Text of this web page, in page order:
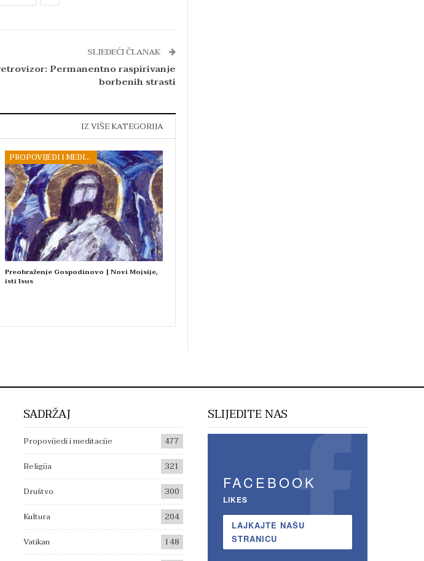
SLJEDEĆI ČLANAK
Permanentno raspirivanje
borbenih strasti
IZ VIŠE KATEGORIJA
PROPOVIJEDI I MEDITACIJE
Preobraženje Gospodinovo | Novi Mojsije,
isti Isus
SADRŽAJ
Propovijedi i meditacije
477
Religija
321
Društvo
300
Kultura
204
Vatikan
148
SLIJEDITE NAS
FACEBOOK
LIKES
LAJKAJTE NAŠU
STRANICU